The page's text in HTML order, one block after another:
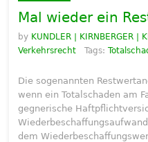
Mal wieder ein
by KUNDLER | KIRNBERGER |
Verkehrsrecht
Tags:
Die sogenannten
wenn ein Totalschaden am
gegnerische
dem